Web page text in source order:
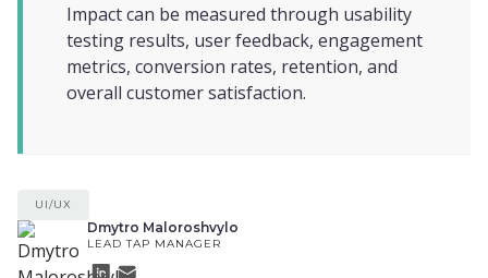
Impact can be measured through usability
testing results, user feedback, engagement
metrics, conversion rates, retention, and
overall customer satisfaction.
UI/UX
Dmytro Maloroshvylo
LEAD ТАР MANAGER